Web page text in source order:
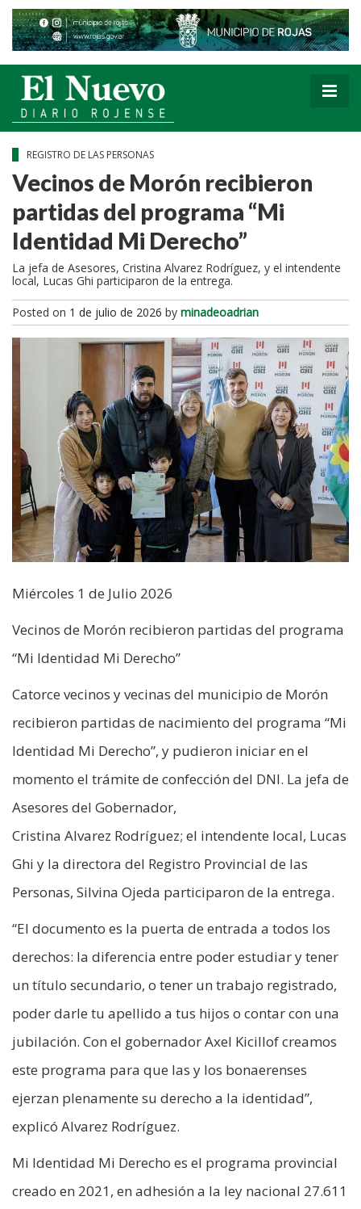
REGISTRO DE LAS PERSONAS
Vecinos de Morón recibieron
partidas del programa “Mi
Identidad Mi Derecho”
La jefa de Asesores, Cristina Alvarez Rodríguez, y el intendente
local, Lucas Ghi participaron de la entrega.
Posted on 1 de julio de 2026 by minadeoadrian
Miércoles 1 de Julio 2026
Vecinos de Morón recibieron partidas del programa
“Mi Identidad Mi Derecho”
Catorce vecinos y vecinas del municipio de Morón
recibieron partidas de nacimiento del programa “Mi
Identidad Mi Derecho”, y pudieron iniciar en el
momento el trámite de confección del DNI. La jefa de
Asesores del Gobernador,
Cristina Alvarez Rodríguez; el intendente local, Lucas
Ghi y la directora del Registro Provincial de las
Personas, Silvina Ojeda participaron de la entrega.
“El documento es la puerta de entrada a todos los
derechos: la diferencia entre poder estudiar y tener
un título secundario, o tener un trabajo registrado,
poder darle tu apellido a tus hijos o contar con una
jubilación. Con el gobernador Axel Kicillof creamos
este programa para que las y los bonaerenses
ejerzan plenamente su derecho a la identidad”,
explicó Alvarez Rodríguez.
Mi Identidad Mi Derecho es el programa provincial
creado en 2021, en adhesión a la ley nacional 27.611